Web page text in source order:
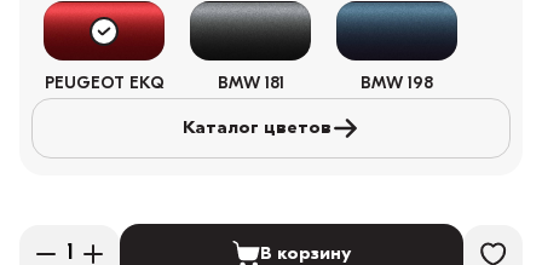
PEUGEOT EKQ BMW 181 BMW 198
Каталог цветов
В корзину